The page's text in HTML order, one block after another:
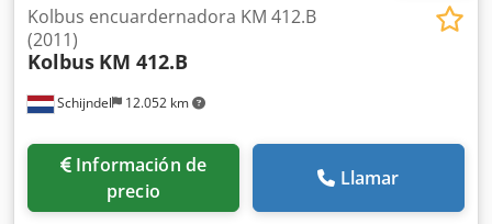
Schijndel 12.052 km
Kolbus encuardernadora KM 412.B
(2011)
Kolbus KM 412.B
Información de
precio
Llamar